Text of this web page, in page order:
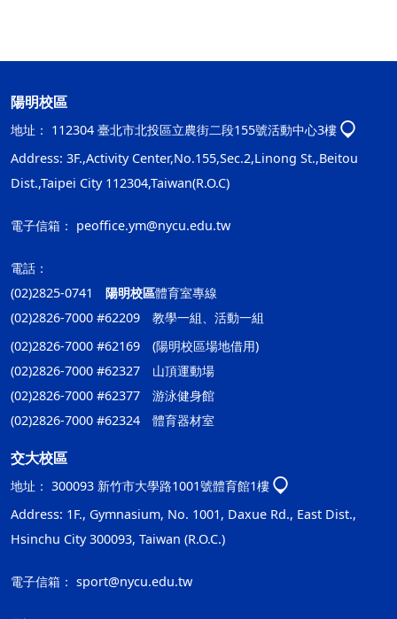
陽明校區
地址： 112304 臺北市北投區立農街二段155號活動中心3樓
Address: 3F.,Activity Center,No.155,Sec.2,Linong St.,Beitou
Dist.,Taipei City 112304,Taiwan(R.O.C)
電子信箱： peoffice.ym@nycu.edu.tw
電話：
(02)2825-0741 陽明校區體育室專線
(02)2826-7000 #62209 教學一組、活動一組
(02)2826-7000 #62169 (陽明校區場地借用)
(02)2826-7000 #62327 山頂運動場
(02)2826-7000 #62377 游泳健身館
(02)2826-7000 #62324 體育器材室
交大校區
地址： 300093 新竹市大學路1001號體育館1樓
Address: 1F., Gymnasium, No. 1001, Daxue Rd., East Dist.,
Hsinchu City 300093, Taiwan (R.O.C.)
電子信箱： sport@nycu.edu.tw